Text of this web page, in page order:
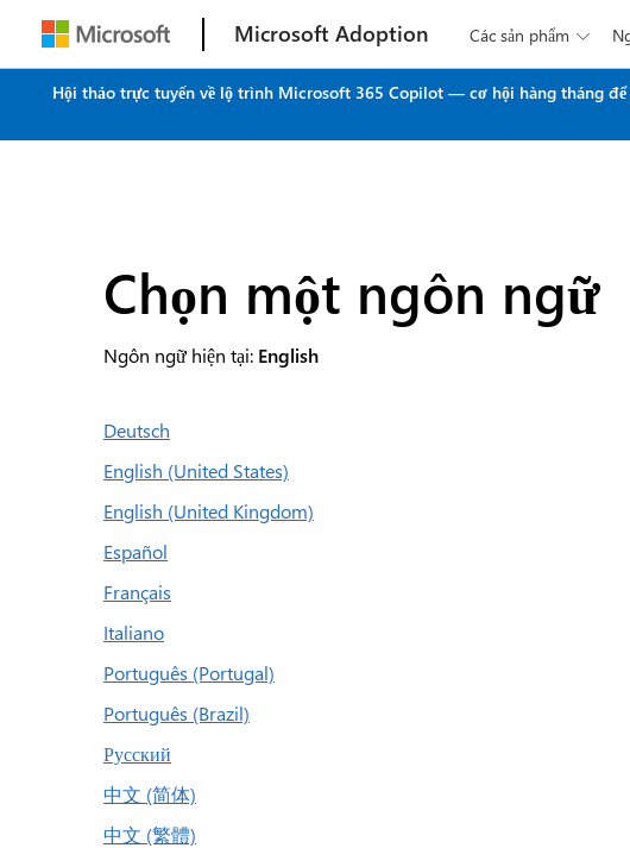
Microsoft Adoption Các sản phẩm 
Hội thảo trực tuyến về lộ trình Microsoft 365 Copilot — cơ hội hàng tháng
Chọn một ngôn ngữ
Ngôn ngữ hiện tại: English
Deutsch
English (United States)
English (United Kingdom)
Español
Français
Italiano
Português (Portugal)
Português (Brazil)
Русский
中文 (简体)
中文 (繁體)